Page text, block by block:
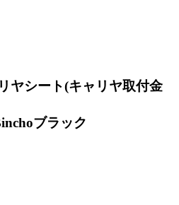
シート(キャリヤ取付金
ブラック